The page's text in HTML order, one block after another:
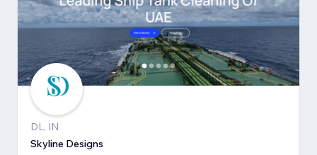
DL, IN
Skyline Designs